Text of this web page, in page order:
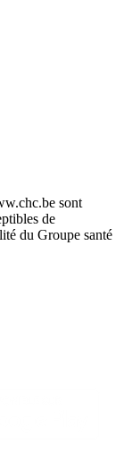
sont
de
du Groupe santé